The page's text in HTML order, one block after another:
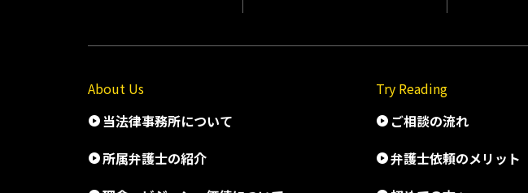
About Us
当法律事務所について
所属弁護士の紹介
Try Reading
ご相談の流れ
弁護士依頼のメリット